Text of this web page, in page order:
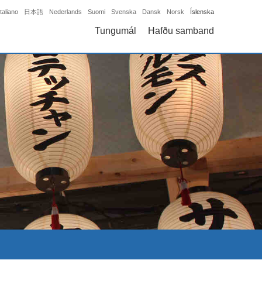
日本語 Nederlands Suomi Svenska Dansk Norsk Íslenska
Tungumál Hafðu samband